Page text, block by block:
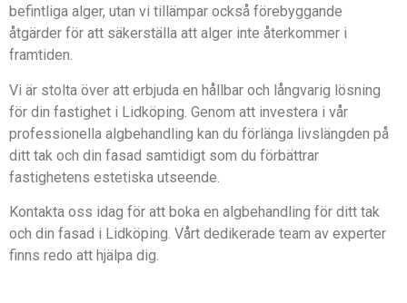
befintliga alger, utan vi tillämpar också förebyggande
åtgärder för att säkerställa att alger inte återkommer i
framtiden.
Vi är stolta över att erbjuda en hållbar och långvarig lösning
för din fastighet i Lidköping. Genom att investera i vår
professionella algbehandling kan du förlänga livslängden på
ditt tak och din fasad samtidigt som du förbättrar
fastighetens estetiska utseende.
Kontakta oss idag för att boka en algbehandling för ditt tak
och din fasad i Lidköping. Vårt dedikerade team av experter
finns redo att hjälpa dig.